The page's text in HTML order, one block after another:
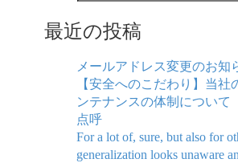
最近の投稿
メールアドレス変更のお知
【安全へのこだわり】当社
ンテナンスの体制について
点呼
For a lot of, sure, but also for
generalization looks unaware